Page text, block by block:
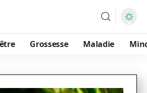
Grossesse Maladie